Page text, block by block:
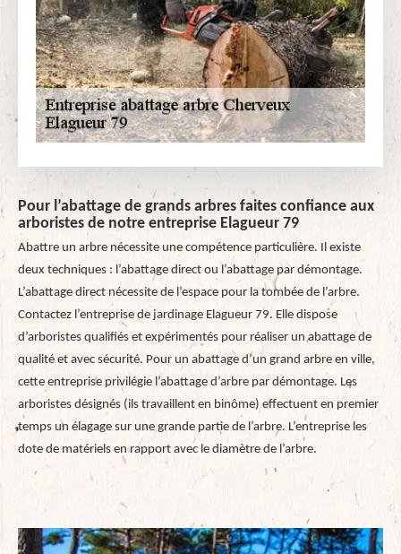
Pour l’abattage de grands arbres faites confiance aux
arboristes de notre entreprise Elagueur 79
Abattre un arbre nécessite une compétence particulière. Il existe
deux techniques : l’abattage direct ou l’abattage par démontage.
L’abattage direct nécessite de l’espace pour la tombée de l’arbre.
Contactez l’entreprise de jardinage Elagueur 79. Elle dispose
d’arboristes qualifiés et expérimentés pour réaliser un abattage de
qualité et avec sécurité. Pour un abattage d’un grand arbre en ville,
cette entreprise privilégie l’abattage d’arbre par démontage. Les
arboristes désignés (ils travaillent en binôme) effectuent en premier
temps un élagage sur une grande partie de l’arbre. L’entreprise les
dote de matériels en rapport avec le diamètre de l’arbre.